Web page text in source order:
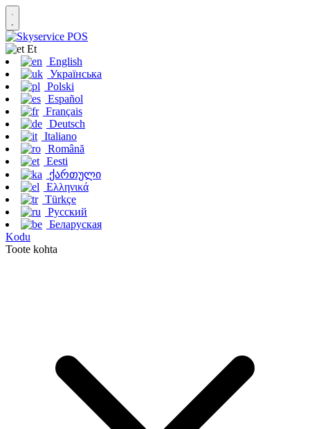
Et
English
Українська
Polski
Español
Français
Deutsch
Italiano
Română
Eesti
ქართული
Ελληνικά
Türkçe
Русский
Беларуская
Kodu
Toote kohta